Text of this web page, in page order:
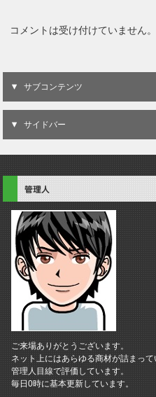
コメントは受け付けていません。
サブコンテンツ
サイドバー
管理人
ご来場ありがとうございます。
ネット上にはあらゆる商材が詰まって
管理人目線で評価しています。
毎日0時に基本更新しています。